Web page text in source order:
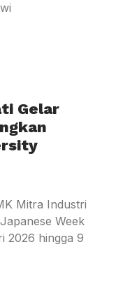
Gelar
Mitra Industri
Week
2026 hingga 9